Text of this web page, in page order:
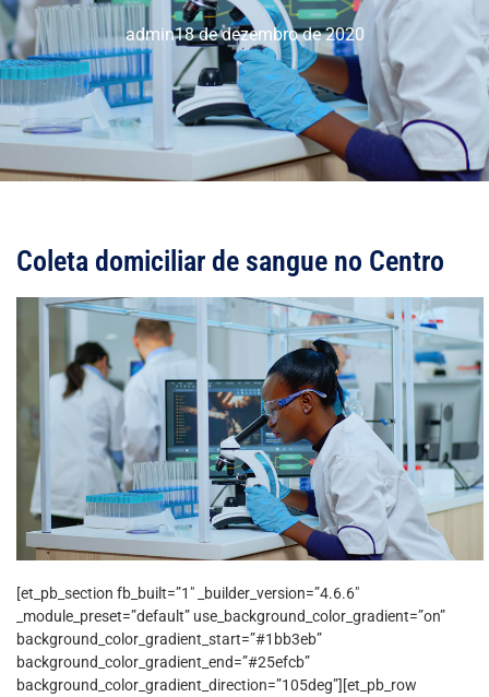
admin18 de dezembro de 2020
Coleta domiciliar de sangue no Centro
[et_pb_section fb_built=”1″ _builder_version=”4.6.6″
_module_preset=”default” use_background_color_gradient=”on”
background_color_gradient_start=”#1bb3eb”
background_color_gradient_end=”#25efcb”
background_color_gradient_direction=”105deg”][et_pb_row